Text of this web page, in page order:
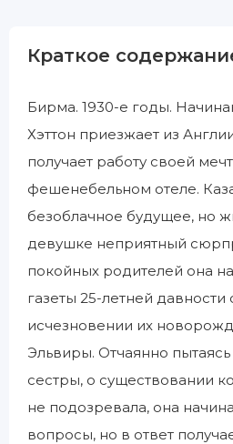
Краткое
Бирма. 1930-е годы.
Хэттон приезжает из
получает работу своей
фешенебельном отеле.
безоблачное будущее, но
девушке неприятный
покойных родителей она
газеты 25-летней давности
исчезновении их
Эльвиры. Отчаянно
сестры, о существовании
не подозревала, она
вопросы, но в ответ